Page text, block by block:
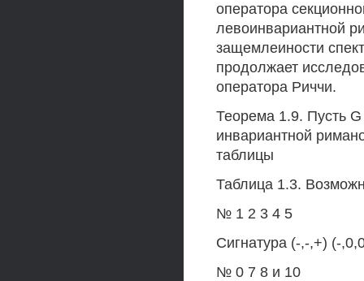
оператора
левоинвариантной
защемлеиности
продолжает
оператора Риччи.
Теорема 1.9. Пусть
инвариантной
таблицы
Таблица 1.3.
№ 1 2 3 4 5
Сигнатура (-,-,+) (-
№ 0 7 8 и 10